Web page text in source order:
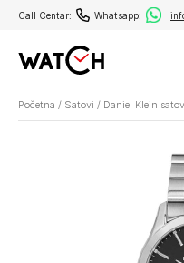
Call Centar: Whatsapp:
Početna / Satovi / Daniel Klein